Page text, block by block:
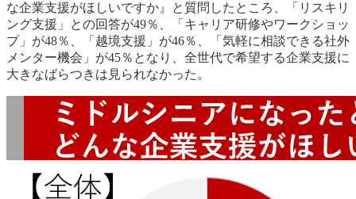
な企業支援がほしいですか』と質問したところ、「リスキリ
ング支援」との回答が49％、「キャリア研修やワークショッ
プ」が48％、「越境支援」が46％、「気軽に相談できる社外
メンター機会」が45％となり、全世代で希望する企業支援に
大きなばらつきは見られなかった。